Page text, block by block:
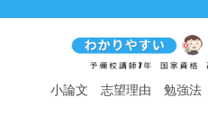
小論文 志望理由 勉強法